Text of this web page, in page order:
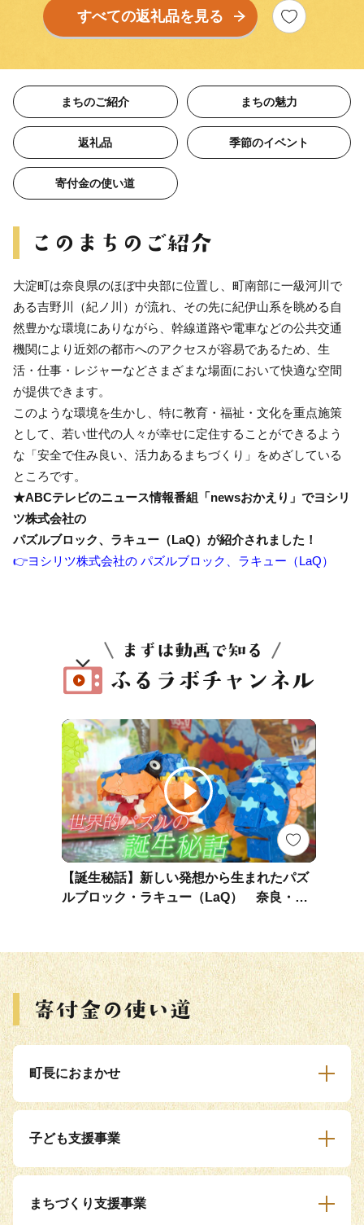
すべての返礼品を見る
まちのご紹介 まちの魅力
返礼品 季節のイベント
寄付金の使い道
⼤淀町は奈良県のほぼ中央部に位置し、町南部に⼀級河川で
ある吉野川（紀ノ川）が流れ、その先に紀伊⼭系を眺める⾃
然豊かな環境にありながら、幹線道路や電⾞などの公共交通
機関により近郊の都市へのアクセスが容易であるため、⽣
活・仕事・レジャーなどさまざまな場⾯において快適な空間
が提供できます。
このような環境を⽣かし、特に教育・福祉・⽂化を重点施策
として、若い世代の⼈々が幸せに定住することができるよう
な「安全で住み良い、活⼒あるまちづくり」をめざしている
ところです。
★ABCテレビのニュース情報番組「newsおかえり」でヨシリ
ツ株式会社の
パズルブロック、ラキュー（LaQ）が紹介されました！
👉ヨシリツ株式会社の パズルブロック、ラキュー（LaQ）
【誕生秘話】新しい発想から生まれたパズ
ルブロック・ラキュー（LaQ） 奈良・大
町長におまかせ
子ども支援事業
まちづくり支援事業